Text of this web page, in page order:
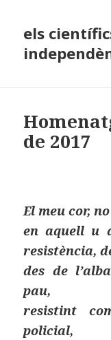
els
de 2017
El meu cor,
en aquell u
resistència,
des de
pau,
resistint
policial,